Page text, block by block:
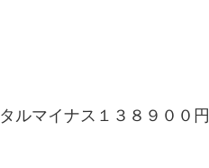
ルマイナス１３８９００円